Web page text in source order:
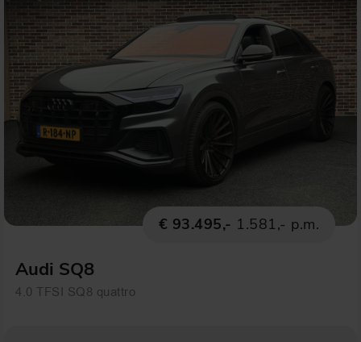
€ 93.495,- 1.581,- p.m.
Audi SQ8
4.0 TFSI SQ8 quattro